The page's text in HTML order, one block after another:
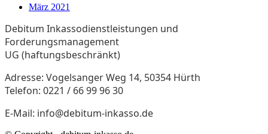
März 2021
Debitum Inkassodienstleistungen und
Forderungsmanagement
UG (haftungsbeschränkt)
Adresse: Vogelsanger Weg 14, 50354 Hürth
Telefon: 0221 / 66 99 96 30
E-Mail: info@debitum-inkasso.de